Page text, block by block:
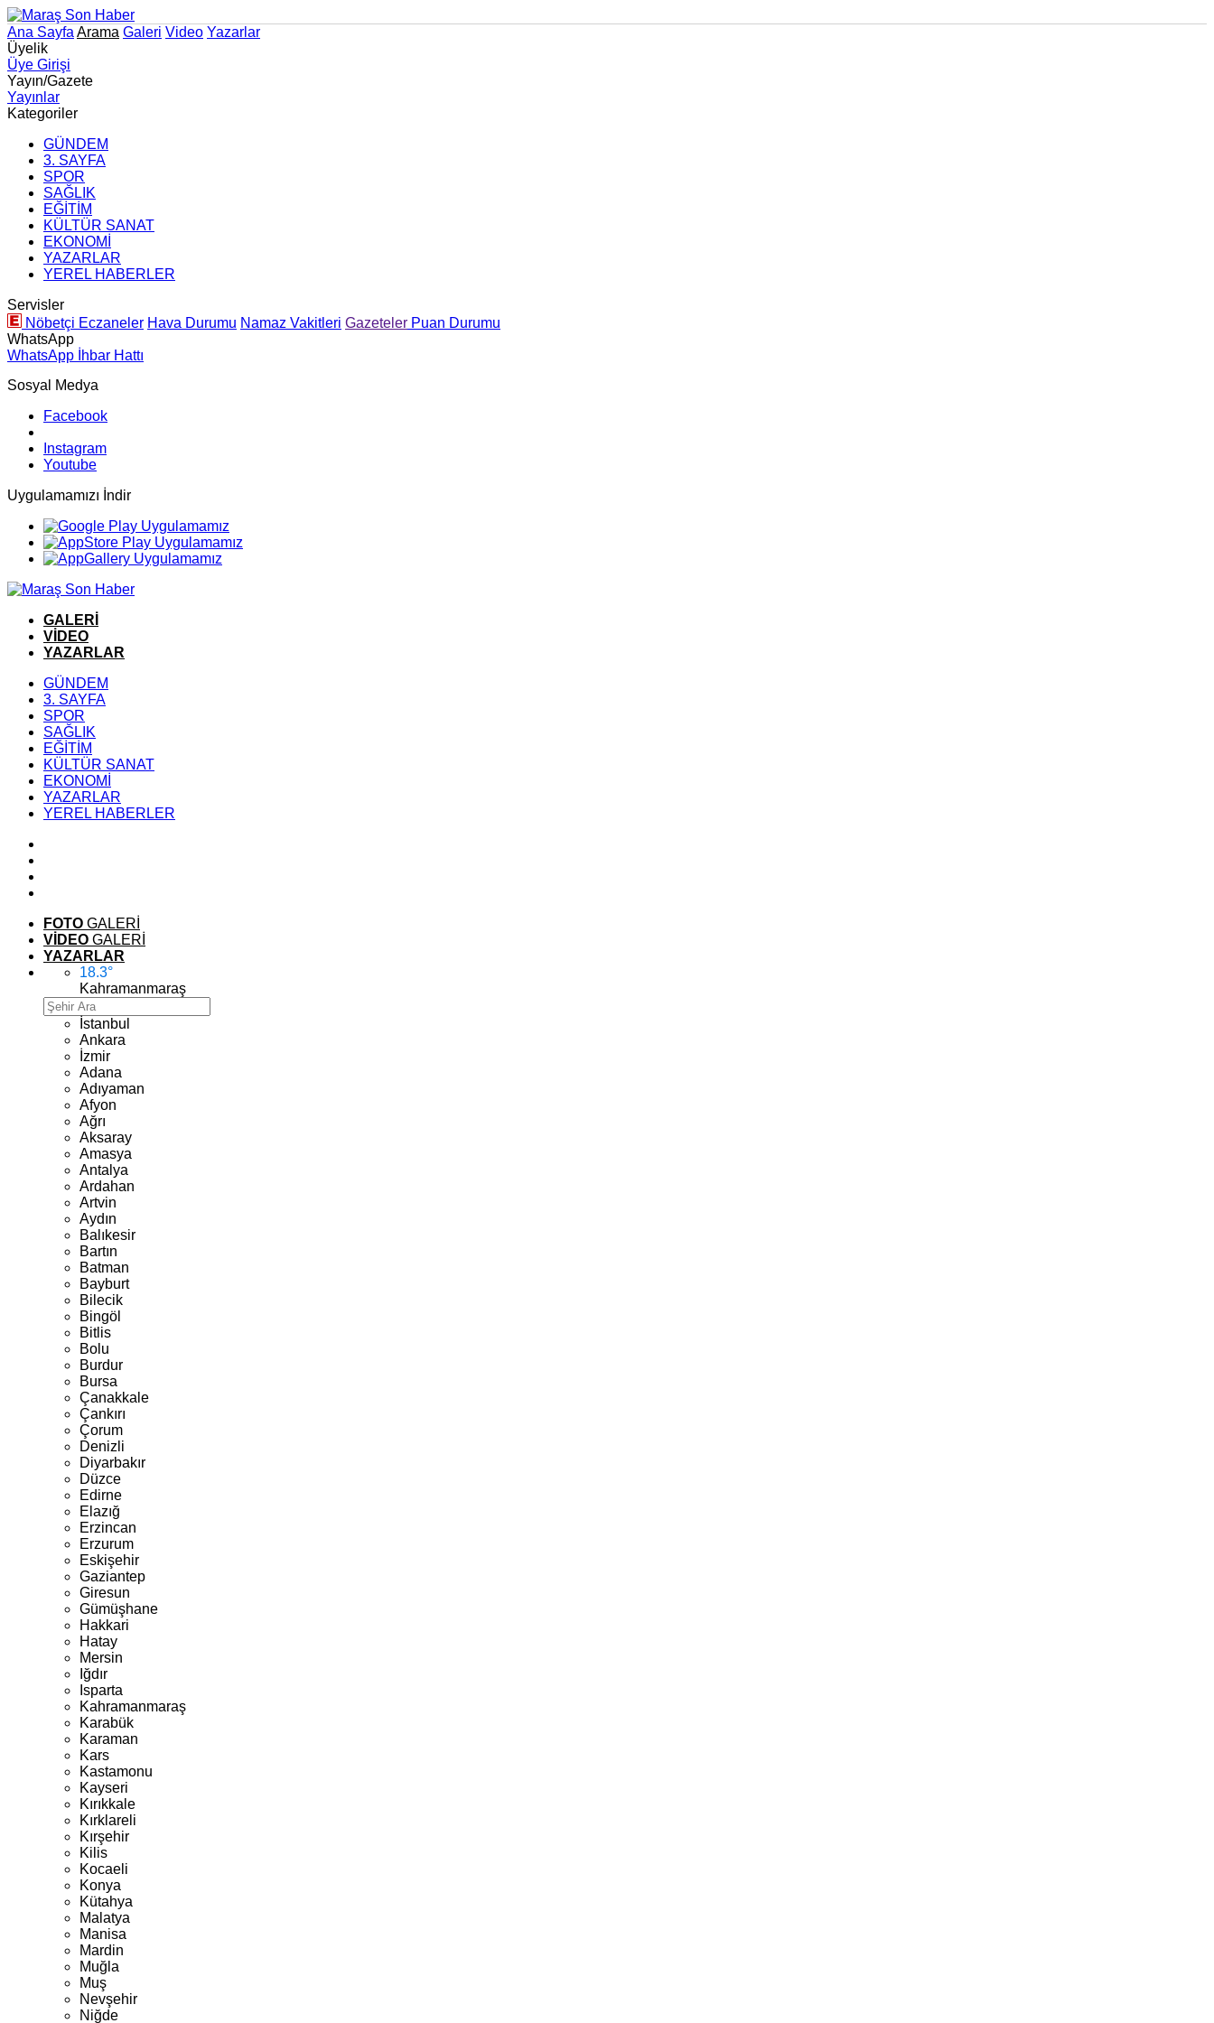
Ana Sayfa Arama Galeri Video Yazarlar
Üyelik
Üye Girişi
Yayın/Gazete
Yayınlar
Kategoriler
GÜNDEM
3. SAYFA
SPOR
SAĞLIK
EĞİTİM
KÜLTÜR SANAT
EKONOMİ
YAZARLAR
YEREL HABERLER
Servisler
Nöbetçi Eczaneler Hava Durumu Namaz Vakitleri Gazeteler Puan Durumu
WhatsApp
WhatsApp İhbar Hattı
Sosyal Medya
Facebook
Instagram
Youtube
Uygulamamızı İndir
GALERİ
VİDEO
YAZARLAR
GÜNDEM
3. SAYFA
SPOR
SAĞLIK
EĞİTİM
KÜLTÜR SANAT
EKONOMİ
YAZARLAR
YEREL HABERLER
FOTO GALERİ
VİDEO GALERİ
YAZARLAR
18.3°
Kahramanmaraş
İstanbul
Ankara
İzmir
Adana
Adıyaman
Afyon
Ağrı
Aksaray
Amasya
Antalya
Ardahan
Artvin
Aydın
Balıkesir
Bartın
Batman
Bayburt
Bilecik
Bingöl
Bitlis
Bolu
Burdur
Bursa
Çanakkale
Çankırı
Çorum
Denizli
Diyarbakır
Düzce
Edirne
Elazığ
Erzincan
Erzurum
Eskişehir
Gaziantep
Giresun
Gümüşhane
Hakkari
Hatay
Mersin
Iğdır
Isparta
Kahramanmaraş
Karabük
Karaman
Kars
Kastamonu
Kayseri
Kırıkkale
Kırklareli
Kırşehir
Kilis
Kocaeli
Konya
Kütahya
Malatya
Manisa
Mardin
Muğla
Muş
Nevşehir
Niğde